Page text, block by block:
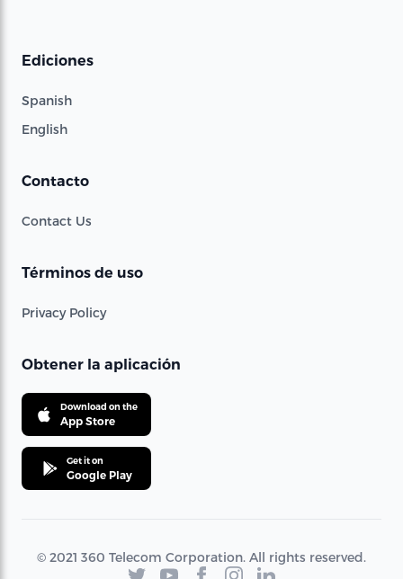
Ediciones
Spanish
English
Contacto
Contact Us
Términos de uso
Privacy Policy
Obtener la aplicación
Download on the
App Store
Get it on
Google Play
© 2021 360 Telecom Corporation. All rights reserved.